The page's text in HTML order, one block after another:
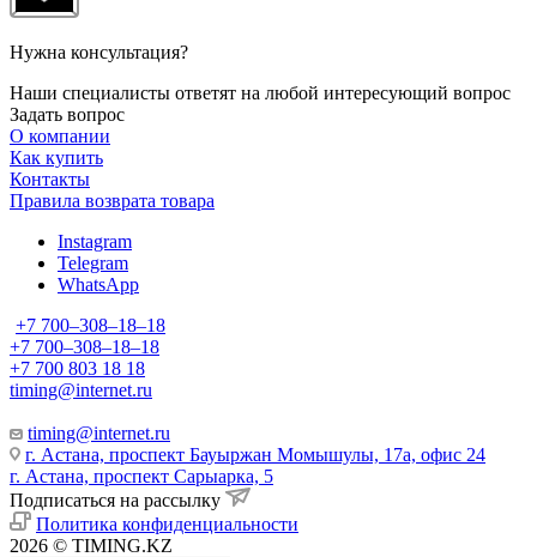
Нужна консультация?
Наши специалисты ответят на любой интересующий вопрос
Задать вопрос
О компании
Как купить
Контакты
Правила возврата товара
Instagram
Telegram
WhatsApp
+7 700‒308‒18‒18
+7 700‒308‒18‒18
+7 700 803 18 18
timing@internet.ru
timing@internet.ru
г. Астана, проспект Бауыржан Момышулы, 17а, офис 24
г. Астана, проспект Сарыарка, 5
Подписаться на рассылку
Политика конфиденциальности
2026 © TIMING.KZ